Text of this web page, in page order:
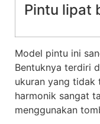
Pintu lipat
Model pintu ini
Bentuknya terdiri
ukuran yang tidak
harmonik sangat
menggunakan